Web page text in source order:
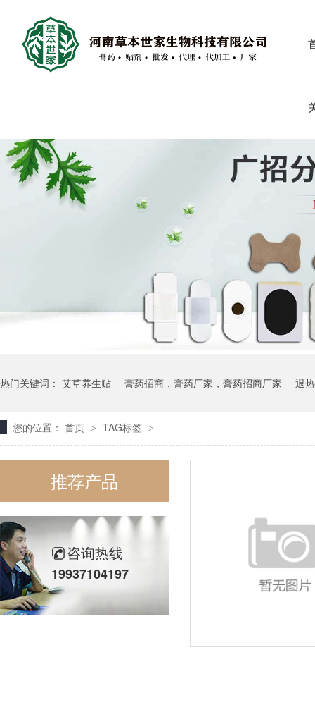
热门关键词： 艾草养生贴 膏药招商，膏药厂家，膏药招商厂家 退
您的位置： 首页 > TAG标签 >
推荐产品
咨询热线
19937104197